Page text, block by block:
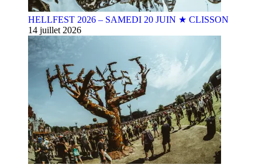
HELLFEST 2026 – SAMEDI 20 JUIN ★ CLISSON
14 juillet 2026